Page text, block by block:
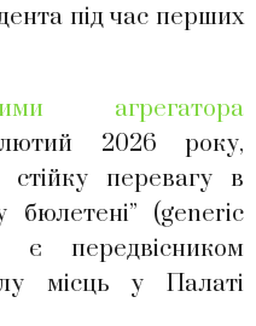
під час перших
агрегатора
2026 року,
перевагу в
бюлетені” (generic
передвісником
місць у Палаті